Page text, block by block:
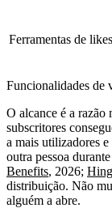
Ferramentas de likes
Funcionalidades de
O alcance é a
subscritores
a mais utilizadores
outra pessoa
Benefits, 2026;
distribuição. Não
alguém a abre.